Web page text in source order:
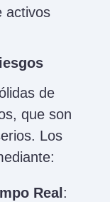
activos
de
que son
Los
Real :